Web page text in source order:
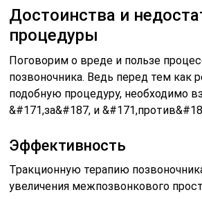
Достоинства и
процедуры
Поговорим о вреде и пользе
позвоночника. Ведь перед тем как
подобную процедуру, необходимо
&#171,за&#187, и
Эффективность
Тракционную терапию
увеличения межпозвонкового